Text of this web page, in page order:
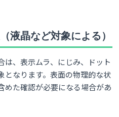
液晶など対象による）
は、表示ムラ、にじみ、ドット
となります。表面の物理的な状
めた確認が必要になる場合があ